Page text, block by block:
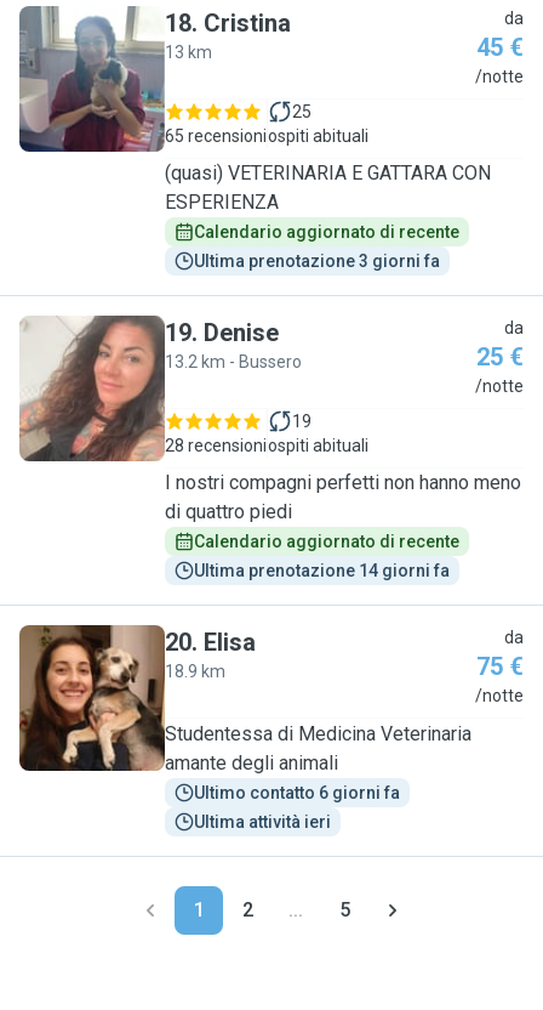
C
18. Cristina
13 km
da
45 €
/notte
65 recensioni
25
ospiti abituali
(quasi) VETERINARIA E GATTARA CON
ESPERIENZA
Calendario aggiornato di recente
Ultima prenotazione 3 giorni fa
D
19. Denise
13.2 km - Bussero
da
25 €
/notte
28 recensioni
19
ospiti abituali
I nostri compagni perfetti non hanno meno
di quattro piedi
Calendario aggiornato di recente
Ultima prenotazione 14 giorni fa
E
20. Elisa
18.9 km
da
75 €
/notte
Studentessa di Medicina Veterinaria
amante degli animali
Ultimo contatto 6 giorni fa
Ultima attività ieri
1 2 ... 5